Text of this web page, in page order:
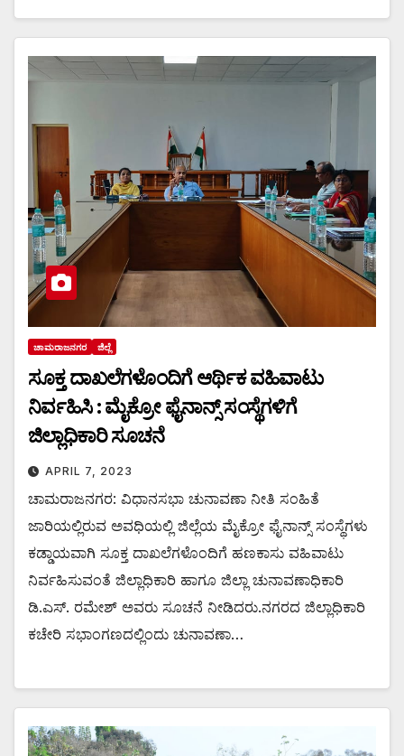
ಚಾಮರಾಜನಗರ ಜಿಲ್ಲೆ
ಸೂಕ್ತ ದಾಖಲೆಗಳೊಂದಿಗೆ ಆರ್ಥಿಕ ವಹಿವಾಟು
ನಿರ್ವಹಿಸಿ : ಮೈಕ್ರೋ ಫೈನಾನ್ಸ್ ಸಂಸ್ಥೆಗಳಿಗೆ
ಜಿಲ್ಲಾಧಿಕಾರಿ ಸೂಚನೆ
APRIL 7, 2023
ಚಾಮರಾಜನಗರ: ವಿಧಾನಸಭಾ ಚುನಾವಣಾ ನೀತಿ ಸಂಹಿತೆ
ಜಾರಿಯಲ್ಲಿರುವ ಅವಧಿಯಲ್ಲಿ ಜಿಲ್ಲೆಯ ಮೈಕ್ರೋ ಫೈನಾನ್ಸ್ ಸಂಸ್ಥೆಗಳು
ಕಡ್ಡಾಯವಾಗಿ ಸೂಕ್ತ ದಾಖಲೆಗಳೊಂದಿಗೆ ಹಣಕಾಸು ವಹಿವಾಟು
ನಿರ್ವಹಿಸುವಂತೆ ಜಿಲ್ಲಾಧಿಕಾರಿ ಹಾಗೂ ಜಿಲ್ಲಾ ಚುನಾವಣಾಧಿಕಾರಿ
ಡಿ.ಎಸ್. ರಮೇಶ್ ಅವರು ಸೂಚನೆ ನೀಡಿದರು.ನಗರದ ಜಿಲ್ಲಾಧಿಕಾರಿ
ಕಚೇರಿ ಸಭಾಂಗಣದಲ್ಲಿಂದು ಚುನಾವಣಾ…